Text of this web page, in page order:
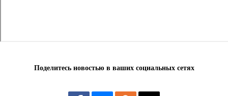
Поделитесь новостью в ваших социальных сетях